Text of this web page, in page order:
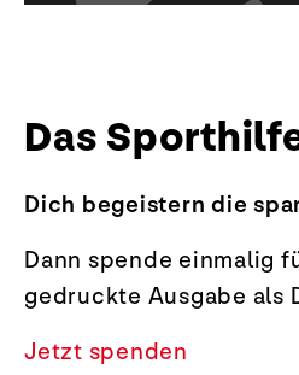
Das
Dich begeistern die
Dann spende einmalig
gedruckte Ausgabe als
Jetzt spenden